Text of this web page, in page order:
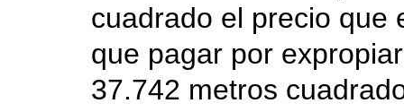
cuadrado el precio que
que pagar por
37.742 metros